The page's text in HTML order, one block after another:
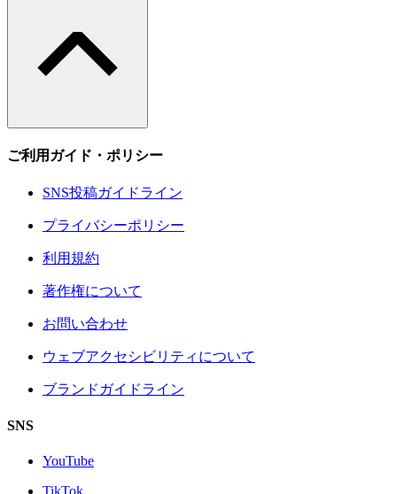
ご利用ガイド・ポリシー
SNS投稿ガイドライン
プライバシーポリシー
利用規約
著作権について
お問い合わせ
ウェブアクセシビリティについて
ブランドガイドライン
SNS
YouTube
TikTok